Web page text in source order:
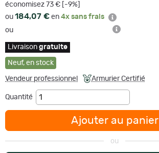
économisez 73 € [-9%]
ou 184,07 € en 4x sans frais
ou
Livraison gratuite
Neuf, en stock
Vendeur professionnel Armurier Certifié
Quantité
Ajouter au panier
ou